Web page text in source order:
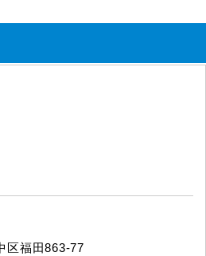
区福田863-77